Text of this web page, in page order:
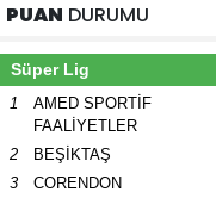
PUAN DURUMU
Süper Lig
1
AMED SPORTİF
FAALİYETLER
2 BEŞİKTAŞ
3
CORENDON